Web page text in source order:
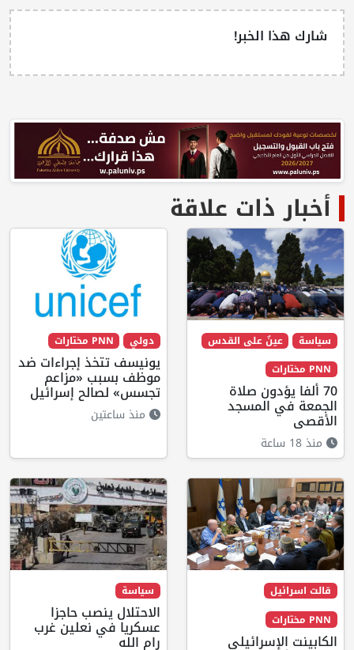
شارك هذا الخبر!
أخبار ذات علاقة
سياسة
عينٌ على القدس
PNN مختارات
70 ألفا يؤدون صلاة
الجمعة في المسجد
الأقصى
منذ 18 ساعة
دولي PNN مختارات
يونيسف تتخذ إجراءات ضد
موظف بسبب «مزاعم
تجسس» لصالح إسرائيل
منذ ساعتين
قالت اسرائيل
PNN مختارات
الكابينت الإسرائيلي
سياسة
الاحتلال ينصب حاجزا
عسكريا في نعلين غرب
رام الله